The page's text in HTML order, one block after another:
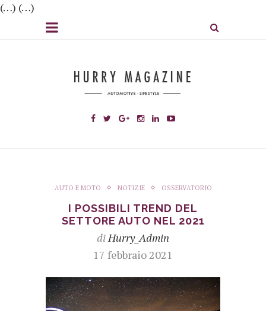
(…) (…)
AUTO E MOTO NOTIZIE OSSERVATORIO
I POSSIBILI TREND DEL
SETTORE AUTO NEL 2021
diHurry_Admin
17 febbraio 2021